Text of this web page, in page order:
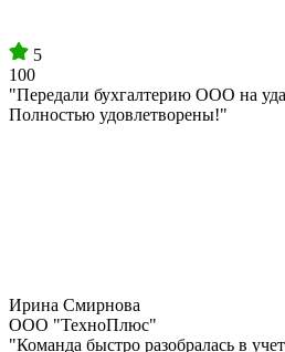
5
100
"Передали бухгалтерию ООО на
Полностью удовлетворены!"
Ирина Смирнова
ООО "ТехноПлюс"
"Команда быстро разобралась в